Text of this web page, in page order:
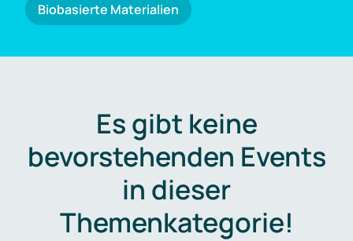
Biobasierte Materialien
Es gibt keine
bevorstehenden Events
in dieser
Themenkategorie!